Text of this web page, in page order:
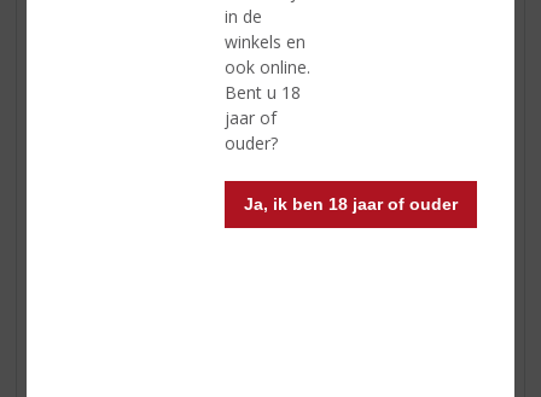
in de
winkels en
ook online.
Bent u 18
jaar of
ouder?
Ja, ik ben 18 jaar of ouder
waardoor de smaak veel langer constant bleef. Deze
techniek heeft de naam van de uitvinder gekregen,
pasteuriseren. Deze uitvinding zorgde voor een
revolutie bij de bierbrouwerijen. Door het verminderde
risico op een zuur brouwsel durfden zelfs kleine
familiebedrijfjes het aan om het groter aan te pakken